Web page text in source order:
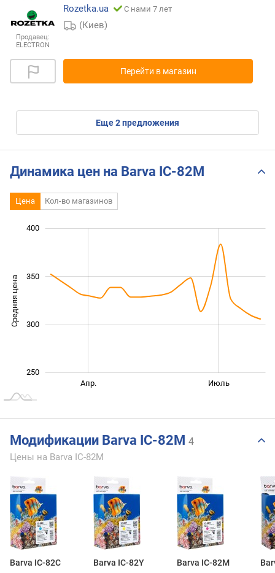
Продавец:
ELECTRON
Rozetka.ua
С нами 7 лет
(Киев)
Перейти в магазин
eще2предложения
Динамика цен на Barva IC-82M
Цена Кол-во магазинов
Средняя цена 300
400
350
250
Июль
Апр.
Модификации Barva IC-82M 4
Цены на Barva IC-82M
Barva IC-82C Barva IC-82Y Barva IC-82M